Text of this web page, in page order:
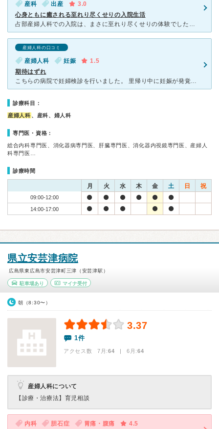
産科 出産
3.0
心身ともに癒される至れり尽くせりの入院生活
占部産婦人科での入院は、まさに至れり尽くせりの体験でした。料金は少し高めですが、その分設備が整っており、安心して過ごせます。歯ブラシやシャンプーなど、普段使ってみたい製品が提供されるのも嬉しいポイント
産婦人科の口コミ
産婦人科 妊娠
1.5
期待はずれ
こちらの病院で妊婦検診を行いました。 里帰り中に妊娠が発覚し、こちらの病院を受診。 院長先生は優しい雰囲気で話しを聞いてくれます。 非常勤で来ている男の先生が最悪でした。 里帰り中のこ
診療科目：
産婦人科 、産科、婦人科
専門医・資格：
総合内科専門医、消化器病専門医、肝臓専門医、消化器内視鏡専門医、産婦人
科専門医…
診療時間
月 火 水 木 金 土 日 祝
09:00-12:00
14:00-17:00
県立安芸津病院
広島県東広島市安芸津町三津（安芸津駅）
駐車場あり マイナ受付
朝（8:30〜）
3.37
1件
アクセス数 7月:64 | 6月:64
産婦人科について
【診療・治療法】 育児相談
内科 胆石症 胃痛・腹痛
4.5